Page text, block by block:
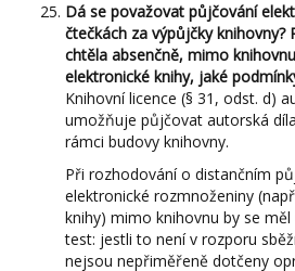
Dá se považovat půjčování
čtečkách za výpůjčky knihovny?
chtěla absenčně, mimo
elektronické knihy, jaké
Knihovní licence (§ 31, odst. d)
umožňuje půjčovat autorská
rámci budovy knihovny.
Při rozhodování o distančním
elektronické rozmnoženiny
knihy) mimo knihovnu by se
test: jestli to není v rozporu
nejsou nepřiměřeně dotčeny